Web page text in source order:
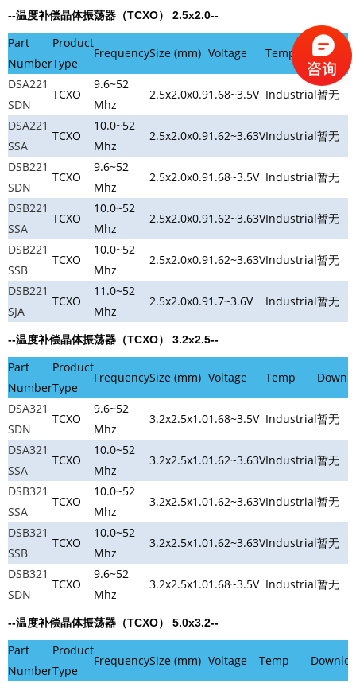
--温度补偿晶体振荡器（TCXO） 2.5x2.0--
Part
Number
Product
Type
FrequencySize (mm) Voltage Temp
DSA221
SDN
TCXO
9.6~52
Mhz
2.5x2.0x0.91.68~3.5V Industrial暂无
DSA221
SSA
TCXO
10.0~52
Mhz
2.5x2.0x0.91.62~3.63VIndustrial暂无
DSB221
SDN
TCXO
9.6~52
Mhz
2.5x2.0x0.91.68~3.5V Industrial暂无
DSB221
SSA
TCXO
10.0~52
Mhz
2.5x2.0x0.91.62~3.63VIndustrial暂无
DSB221
SSB
TCXO
10.0~52
Mhz
2.5x2.0x0.91.62~3.63VIndustrial暂无
DSB221
SJA
TCXO
11.0~52
Mhz
2.5x2.0x0.91.7~3.6V Industrial暂无
--温度补偿晶体振荡器（TCXO） 3.2x2.5--
Part
Number
Product
Type
FrequencySize (mm) Voltage Temp
DSA321
SDN
TCXO
9.6~52
Mhz
3.2x2.5x1.01.68~3.5V Industrial暂无
DSA321
SSA
TCXO
10.0~52
Mhz
3.2x2.5x1.01.62~3.63VIndustrial暂无
DSB321
SSA
TCXO
10.0~52
Mhz
3.2x2.5x1.01.62~3.63VIndustrial暂无
DSB321
SSB
TCXO
10.0~52
Mhz
3.2x2.5x1.01.62~3.63VIndustrial暂无
DSB321
SDN
TCXO
9.6~52
Mhz
3.2x2.5x1.01.68~3.5V Industrial暂无
--温度补偿晶体振荡器（TCXO） 5.0x3.2--
Part
Number
Product
Type
FrequencySize (mm) Voltage Temp